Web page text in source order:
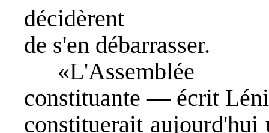
décidèrent
de s'en débarrasser.
«L'Assemblée
constituante — écrit
constituerait